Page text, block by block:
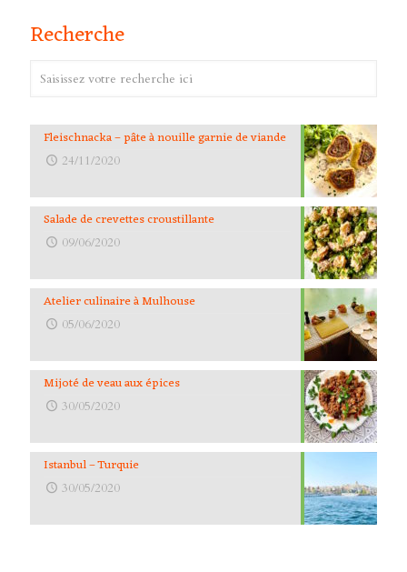
Recherche
Fleischnacka – pâte à nouille garnie de viande
24/11/2020
Salade de crevettes croustillante
09/06/2020
Atelier culinaire à Mulhouse
05/06/2020
Mijoté de veau aux épices
30/05/2020
Istanbul – Turquie
30/05/2020